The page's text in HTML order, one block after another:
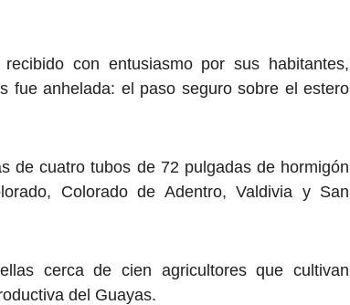
con entusiasmo por sus habitantes,
fue anhelada: el paso seguro sobre el estero
de cuatro tubos de 72 pulgadas de hormigón
Colorado de Adentro, Valdivia y San
cerca de cien agricultores que cultivan
del Guayas.